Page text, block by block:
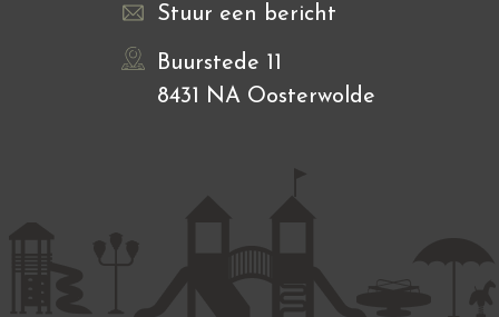
Stuur een bericht
Buurstede 11
8431 NA Oosterwolde